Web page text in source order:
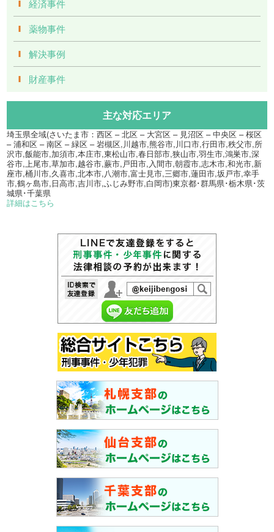
経済事件
薬物事件
解決事例
財産事件
主な対応エリア
埼玉県全域(さいたま市：西区 – 北区 – 大宮区 – 見沼区 – 中央区 – 桜区
– 浦和区 – 南区 – 緑区 – 岩槻区,川越市,熊谷市,川口市,行田市,秩父市,所
沢市,飯能市,加須市,本庄市,東松山市,春日部市,狭山市,羽生市,鴻巣市,深
谷市,上尾市,草加市,越谷市,蕨市,戸田市,入間市,朝霞市,志木市,和光市,新
座市,桶川市,久喜市,北本市,八潮市,富士見市,三郷市,蓮田市,坂戸市,幸手
市,鶴ヶ島市,日高市,吉川市,ふじみ野市,白岡市)東京都･群馬県･栃木県･茨
城県･千葉県
詳細はこちら